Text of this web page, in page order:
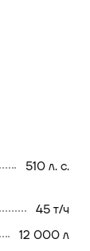
510 л. с.
45 т/ч
12 000 л